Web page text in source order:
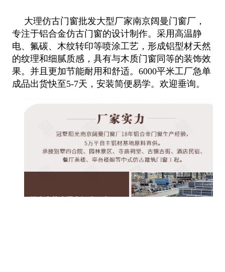
大理仿古门窗批发大型厂家南京阔曼门窗厂，
专注于铝合金仿古门窗的设计制作。采用高温静
电、氟碳、木纹转印等喷涂工艺，形成铝型材天然
的纹理和细腻质感，具有与木质门窗同等的装饰效
果。并且更加节能耐用和舒适。6000平米工厂急单
成品出货快至5-7天，安装简便易学。欢迎垂询。